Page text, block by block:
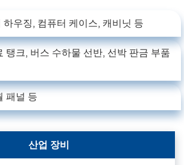
하우징, 컴퓨터 케이스, 캐비닛 등
탱크, 버스 수하물 선반, 선박 판금 부품
패널 등
산업 장비